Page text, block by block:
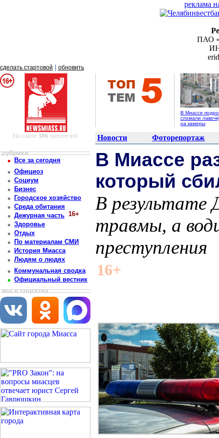
реклама
ПАО
сделать стартовой обновить
В Миассе
сломали
на камеры
На сайте 386 читателей Новости Фоторепортаж
рубрики
Все за сегодня
Официоз
Социум
Бизнес
Городское хозяйство
Среда обитания
Дежурная часть 16+
Здоровье
Отдых
По материалам СМИ
История Миасса
Людям о людях
Коммунальная сводка
Официальный вестник
мы в соцсетях
В Миассе
который
В результате
травмы, а
преступления
16+